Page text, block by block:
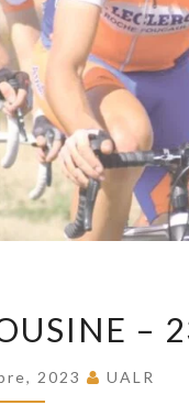
CHARENTE
LIMOUSINE
–
–
2023 UALR